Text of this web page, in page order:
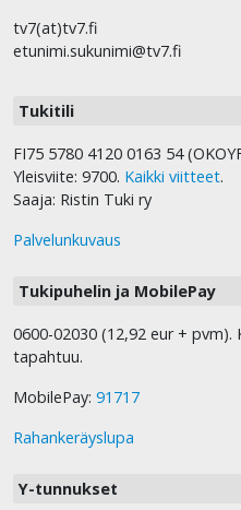
tv7(at)tv7.fi
etunimi.sukunimi@tv7.fi
Tukitili
FI75 5780 4120 0163 54
Yleisviite: 9700. Kaikki viitteet.
Saaja: Ristin Tuki ry
Palvelunkuvaus
Tukipuhelin ja MobilePay
0600-02030 (12,92 eur +
tapahtuu.
MobilePay: 91717
Rahankeräyslupa
Y-tunnukset